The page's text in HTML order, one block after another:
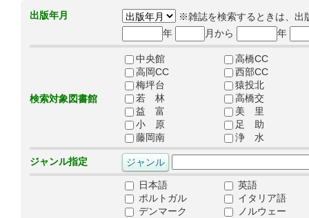
出版年月
※雑誌を検索するときは、出
年
月から 年
検索対象図書館
中央館
高橋CC
高岡CC
西部CC
梅坪台
猿投北
若 林
高橋交
益 富
美 里
小 原
足 助
藤岡南
浄 水
ジャンル指定
日本語
英語
ポルトガル
イタリア語
デンマーク
ノルウェー